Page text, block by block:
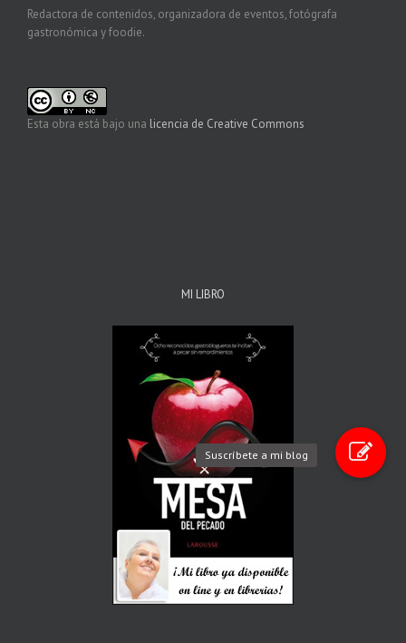
Redactora de contenidos, organizadora de eventos, fotógrafa
gastronómica y foodie.
Esta obra está bajo una licencia de Creative Commons
MI LIBRO
Suscríbete a mi blog